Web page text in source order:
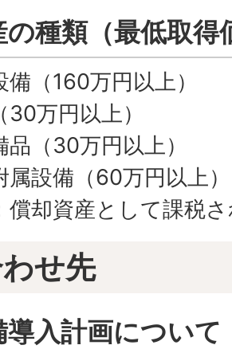
の種類（最低取得
備（160万円以上）
30万円以上）
品（30万円以上）
属設備（60万円以上）
償却資産として課税
せ先
導入計画について